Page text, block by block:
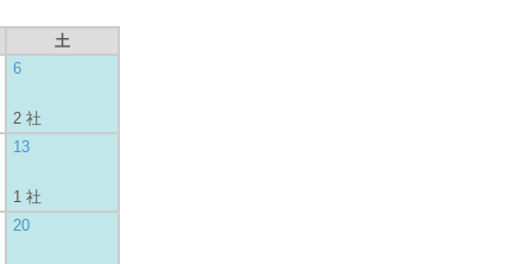
土
6
2 社
13
1 社
20